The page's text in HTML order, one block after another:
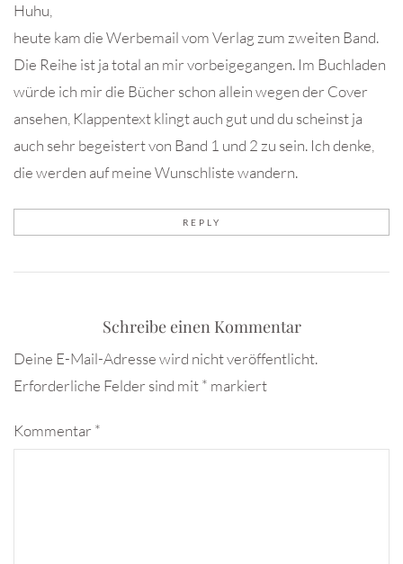
Huhu,
heute kam die Werbemail vom Verlag zum zweiten Band.
Die Reihe ist ja total an mir vorbeigegangen. Im Buchladen
würde ich mir die Bücher schon allein wegen der Cover
ansehen, Klappentext klingt auch gut und du scheinst ja
auch sehr begeistert von Band 1 und 2 zu sein. Ich denke,
die werden auf meine Wunschliste wandern.
REPLY
Schreibe einen Kommentar
Deine E-Mail-Adresse wird nicht veröffentlicht.
Erforderliche Felder sind mit* markiert
Kommentar *